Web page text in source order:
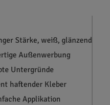
Stärke, weiß, glänzend
Außenwerbung
Untergründe
haftender Kleber
Applikation